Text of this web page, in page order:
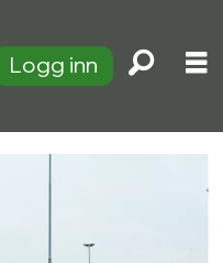
Logg inn